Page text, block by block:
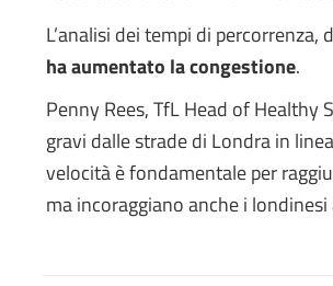
L’analisi dei tempi di
ha aumentato la congestione.
Penny Rees, TfL Head of
gravi dalle strade di Londra in
velocità è fondamentale per
ma incoraggiano anche i